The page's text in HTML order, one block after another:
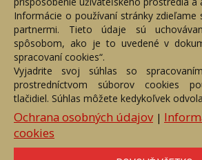
+421 905 356 921
+421 905 959 101
dartesro@dartesro.sk
Hlavná stránka Aukčný katalóg
Termíny aukcií
Online
DARTE AUKČNÁ SPOLOČNOSŤ s.r.o.
Akékoľvek používanie obrazových a
podmienené výslovným súhlasom jej
Informácie o používaní stránky zdieľame
partnermi. Tieto údaje sú
spôsobom, ako je to uvedené v
spracovaní cookies“.
Vyjadrite svoj súhlas so
prostredníctvom súborov cookies
tlačidiel. Súhlas môžete kedykoľvek
Ochrana osobných údajov|
cookies